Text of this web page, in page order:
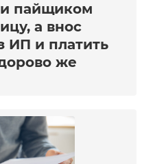
пайщиком
а внос
ИП и платить
же